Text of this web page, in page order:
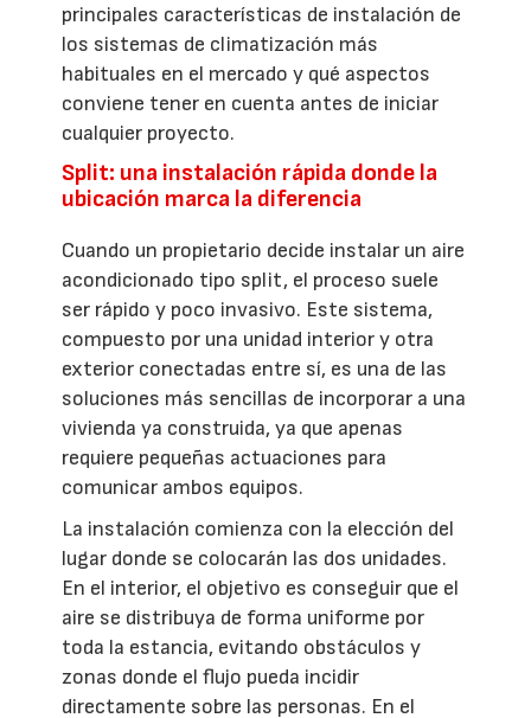
principales características de instalación de
los sistemas de climatización más
habituales en el mercado y qué aspectos
conviene tener en cuenta antes de iniciar
cualquier proyecto.
Split: una instalación rápida donde la
ubicación marca la diferencia
Cuando un propietario decide instalar un aire
acondicionado tipo split, el proceso suele
ser rápido y poco invasivo. Este sistema,
compuesto por una unidad interior y otra
exterior conectadas entre sí, es una de las
soluciones más sencillas de incorporar a una
vivienda ya construida, ya que apenas
requiere pequeñas actuaciones para
comunicar ambos equipos.
La instalación comienza con la elección del
lugar donde se colocarán las dos unidades.
En el interior, el objetivo es conseguir que el
aire se distribuya de forma uniforme por
toda la estancia, evitando obstáculos y
zonas donde el flujo pueda incidir
directamente sobre las personas. En el